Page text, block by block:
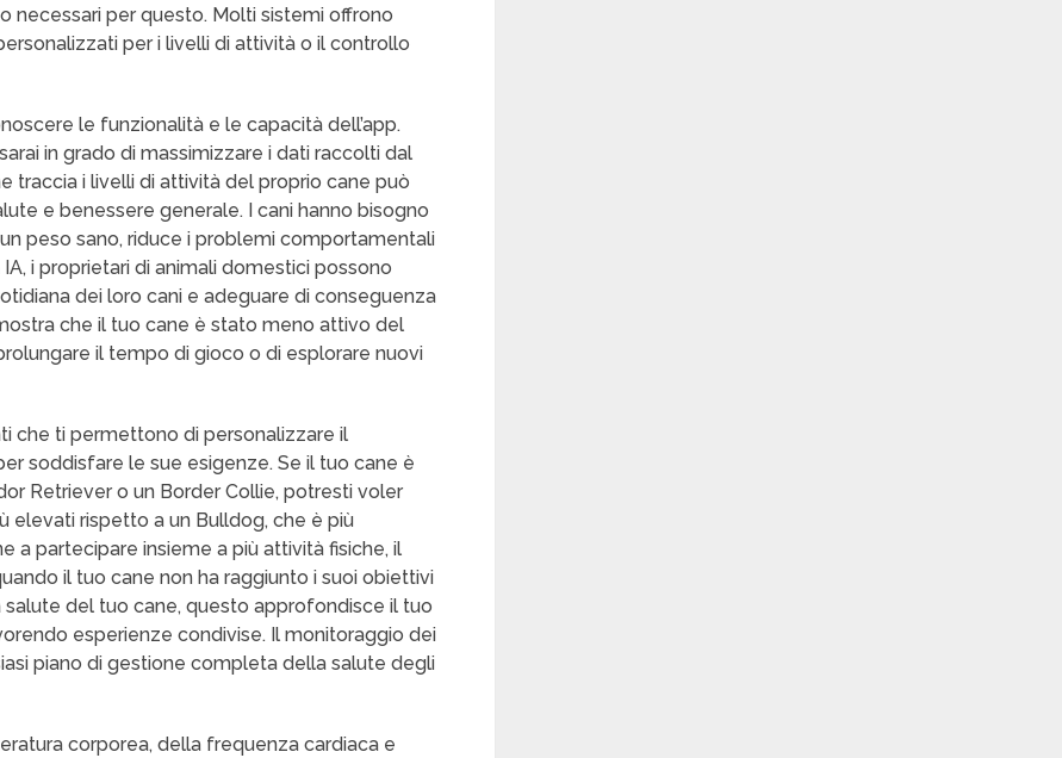
necessari per questo. Molti sistemi offrono
per i livelli di attività o il controllo
le funzionalità e le capacità dell’app.
in grado di massimizzare i dati raccolti dal
traccia i livelli di attività del proprio cane può
e benessere generale. I cani hanno bisogno
peso sano, riduce i problemi comportamentali
i proprietari di animali domestici possono
dei loro cani e adeguare di conseguenza
che il tuo cane è stato meno attivo del
il tempo di gioco o di esplorare nuovi
che ti permettono di personalizzare il
soddisfare le sue esigenze. Se il tuo cane è
Retriever o un Border Collie, potresti voler
elevati rispetto a un Bulldog, che è più
a partecipare insieme a più attività fisiche, il
il tuo cane non ha raggiunto i suoi obiettivi
del tuo cane, questo approfondisce il tuo
esperienze condivise. Il monitoraggio dei
piano di gestione completa della salute degli
corporea, della frequenza cardiaca e